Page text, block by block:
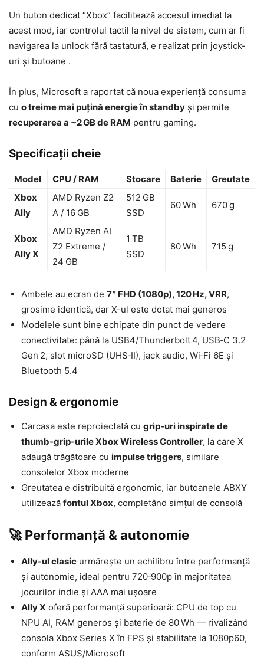
Un buton dedicat “Xbox” facilitează accesul imediat la
acest mod, iar controlul tactil la nivel de sistem, cum ar fi
navigarea la unlock fără tastatură, e realizat prin joystick-
uri și butoane .
În plus, Microsoft a raportat că noua experiență consuma
cu o treime mai puțină energie în standby și permite
recuperarea a ~2 GB de RAM pentru gaming.
Specificații cheie
Model CPU / RAM Stocare Baterie
Greutate
Xbox
Ally
AMD Ryzen Z2
A / 16 GB
512 GB
SSD
60 Wh 670 g
Xbox
Ally X
AMD Ryzen AI
Z2 Extreme /
24 GB
1 TB
SSD
80 Wh 715 g
Ambele au ecran de 7″ FHD (1080p), 120 Hz, VRR,
grosime identică, dar X-ul este dotat mai generos
Modelele sunt bine echipate din punct de vedere
conectivitate: până la USB4/Thunderbolt 4, USB‑C 3.2
Gen 2, slot microSD (UHS‑II), jack audio, Wi‑Fi 6E și
Bluetooth 5.4
Design & ergonomie
Carcasa este reproiectată cu grip-uri inspirate de
thumb‑grip‑urile Xbox Wireless Controller, la care X
adaugă trăgătoare cu impulse triggers, similare
consolelor Xbox moderne
Greutatea e distribuită ergonomic, iar butoanele ABXY
utilizează fontul Xbox, completând simțul de consolă
🚀 Performanță & autonomie
Ally-ul clasic urmărește un echilibru între performanță
și autonomie, ideal pentru 720‑900p în majoritatea
jocurilor indie și AAA mai ușoare
Ally X oferă performanță superioară: CPU de top cu
NPU AI, RAM generos și baterie de 80 Wh — rivalizând
consola Xbox Series X în FPS și stabilitate la 1080p60,
conform ASUS/Microsoft